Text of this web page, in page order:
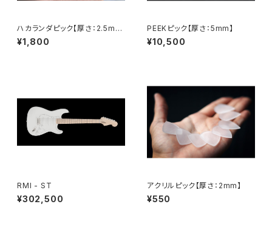
ハカランダピック【厚さ：2.5m
m】
¥1,800
PEEKピック【厚さ：5mm】
¥10,500
RMI - ST
¥302,500
アクリルピック【厚さ：2mm】
¥550